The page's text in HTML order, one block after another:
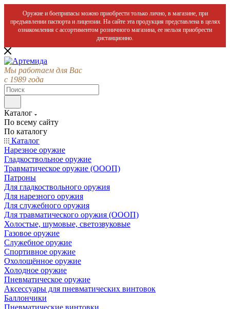
Оружие и боеприпасы можно приобрести только лично, в магазине, при
предъявлении паспорта и лицензии. На сайте эта продукция представлена в целях
ознакомления с ассортиментом розничного магазина, ее нельзя приобрести
дистанционно.
Мы работаем для Вас
с 1989 года
Каталог
По всему сайту
По каталогу
Каталог
Нарезное оружие
Гладкоствольное оружие
Травматическое оружие (ОООП)
Патроны
Для гладкоствольного оружия
Для нарезного оружия
Для служебного оружия
Для травматического оружия (ОООП)
Холостые, шумовые, светозвуковые
Газовое оружие
Служебное оружие
Спортивное оружие
Охолощённое оружие
Холодное оружие
Пневматическое оружие
Аксессуары для пневматических винтовок
Баллончики
Пневматические винтовки